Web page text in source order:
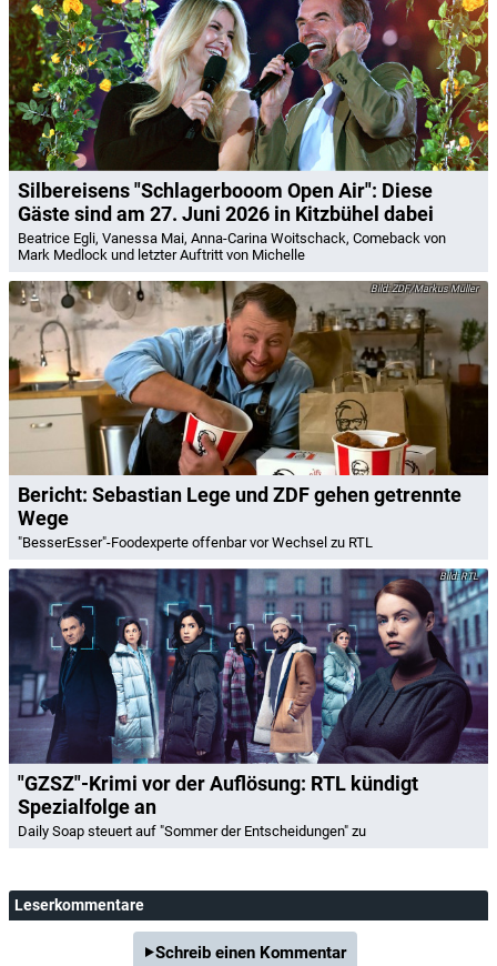
Silbereisens "Schlagerbooom Open Air": Diese
Gäste sind am 27. Juni 2026 in Kitzbühel dabei
Beatrice Egli, Vanessa Mai, Anna-Carina Woitschack, Comeback von
Mark Medlock und letzter Auftritt von Michelle
ZDF/Markus Müller
Bericht: Sebastian Lege und ZDF gehen getrennte
Wege
"BesserEsser"-Foodexperte offenbar vor Wechsel zu RTL
RTL
"GZSZ"-Krimi vor der Auflösung: RTL kündigt
Spezialfolge an
Daily Soap steuert auf "Sommer der Entscheidungen" zu
Leserkommentare
Schreib einen Kommentar